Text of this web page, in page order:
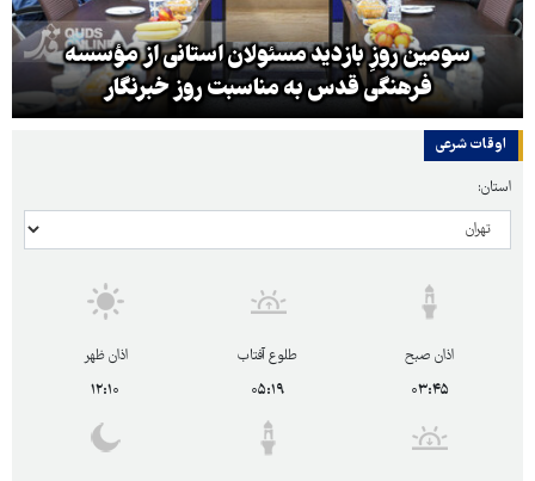
سومین روزِ بازدید مسئولان استانی از مؤسسه
فرهنگی قدس به مناسبت روز خبرنگار
اوقات شرعی
استان:
اذان صبح
۰۳:۴۵
طلوع آفتاب
۰۵:۱۹
اذان ظهر
۱۲:۱۰